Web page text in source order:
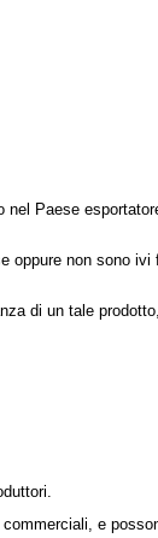
Paese
non sono ivi
di un tale
e